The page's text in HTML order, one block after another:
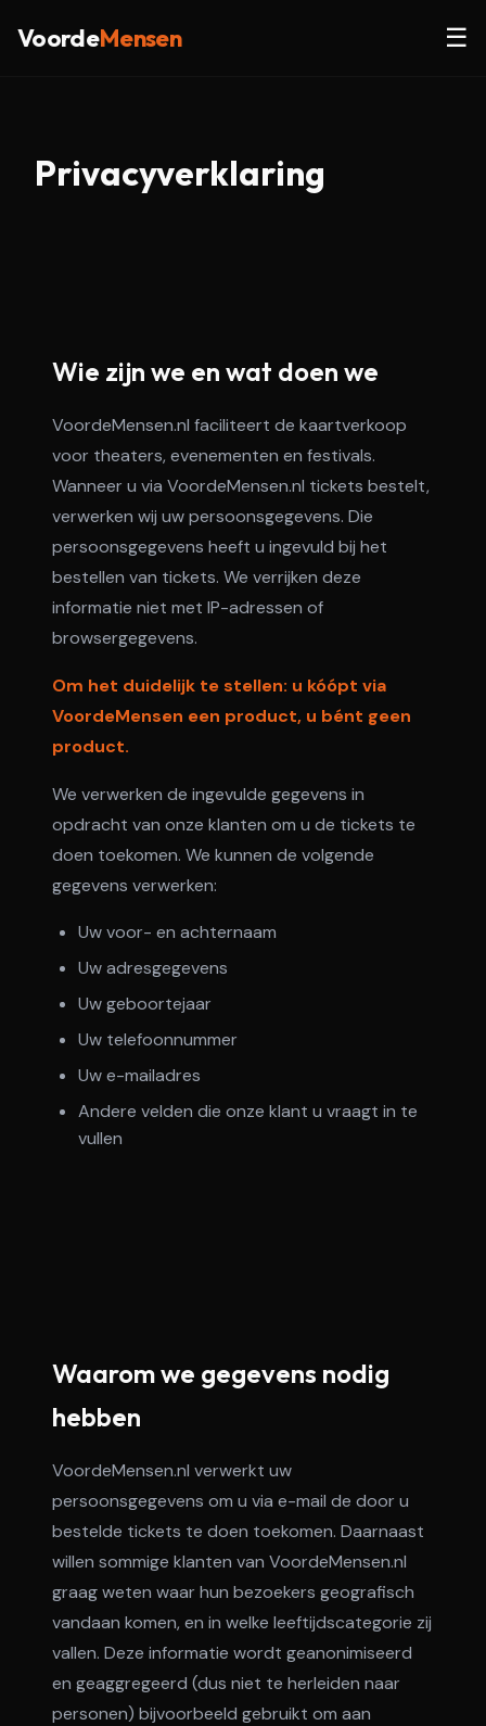
VoordeMensen ☰
Privacyverklaring
Wie zijn we en wat doen we
VoordeMensen.nl faciliteert de kaartverkoop
voor theaters, evenementen en festivals.
Wanneer u via VoordeMensen.nl tickets bestelt,
verwerken wij uw persoonsgegevens. Die
persoonsgegevens heeft u ingevuld bij het
bestellen van tickets. We verrijken deze
informatie niet met IP-adressen of
browsergegevens.
Om het duidelijk te stellen: u kóópt via
VoordeMensen een product, u bént geen
product.
We verwerken de ingevulde gegevens in
opdracht van onze klanten om u de tickets te
doen toekomen. We kunnen de volgende
gegevens verwerken:
Uw voor- en achternaam
Uw adresgegevens
Uw geboortejaar
Uw telefoonnummer
Uw e-mailadres
Andere velden die onze klant u vraagt in te
vullen
Waarom we gegevens nodig
hebben
VoordeMensen.nl verwerkt uw
persoonsgegevens om u via e-mail de door u
bestelde tickets te doen toekomen. Daarnaast
willen sommige klanten van VoordeMensen.nl
graag weten waar hun bezoekers geografisch
vandaan komen, en in welke leeftijdscategorie zij
vallen. Deze informatie wordt geanonimiseerd
en geaggregeerd (dus niet te herleiden naar
personen) bijvoorbeeld gebruikt om aan